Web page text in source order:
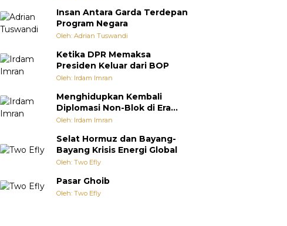
Insan Antara Garda Terdepan
Program Negara
Oleh: Adrian Tuswandi
Ketika DPR Memaksa
Presiden Keluar dari BOP
Oleh: Irdam Imran
Menghidupkan Kembali
Diplomasi Non-Blok di Era
Multipolar
Oleh: Irdam Imran
Selat Hormuz dan Bayang-
Bayang Krisis Energi Global
Oleh: Two Efly
Pasar Ghoib
Oleh: Two Efly